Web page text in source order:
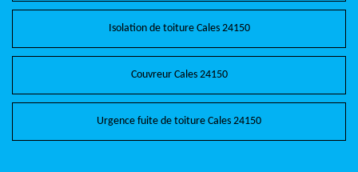
Isolation de toiture Cales 24150
Couvreur Cales 24150
Urgence fuite de toiture Cales 24150